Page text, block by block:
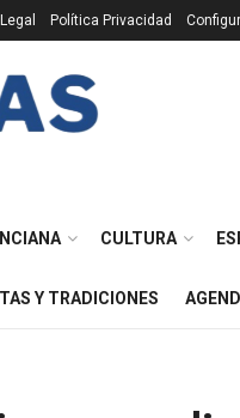
Política Privacidad
CULTURA
Y TRADICIONES